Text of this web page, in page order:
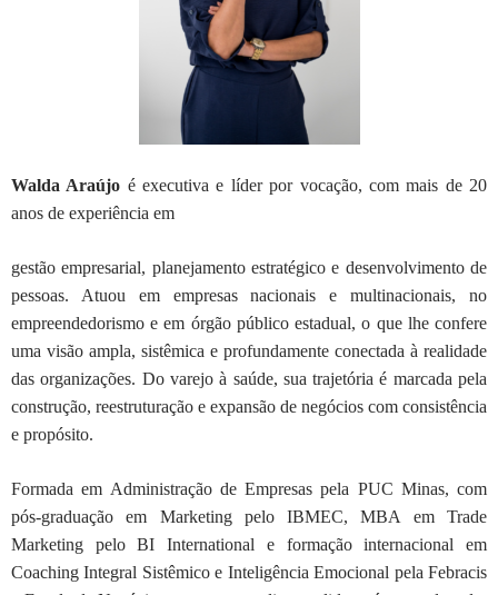
Walda Araújo é executiva e líder por vocação, com mais de 20
anos de experiência em
gestão empresarial, planejamento estratégico e desenvolvimento de
pessoas. Atuou em empresas nacionais e multinacionais, no
empreendedorismo e em órgão públicoestadual, o que lhe confere
uma visão ampla, sistêmica e profundamente conectada à realidade
das organizações. Do varejo à saúde, sua trajetória é marcada pela
construção, reestruturação e expansão de negócios com consistência
e propósito.
Formada em Administração de Empresas pela PUC Minas, com
pós-graduação em Marketing pelo IBMEC, MBA em Trade
Marketing pelo BI International e formaçãointernacional em
Coaching Integral Sistêmico e Inteligência Emocional pela Febracis